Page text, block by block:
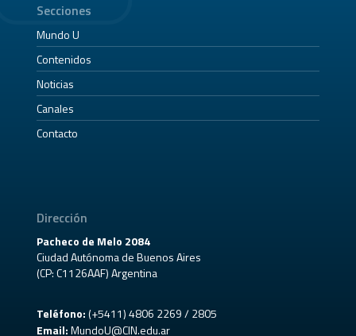
Secciones
Mundo U
Contenidos
Noticias
Canales
Contacto
Dirección
Pacheco de Melo 2084
Ciudad Autónoma de Buenos Aires
(CP: C1126AAF) Argentina
Teléfono:(+5411) 4806 2269 / 2805
Email: MundoU@CIN.edu.ar